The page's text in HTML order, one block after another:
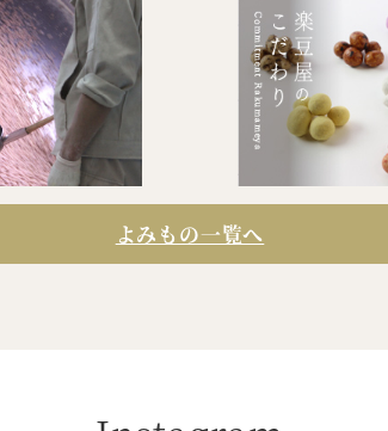
よみもの一覧へ